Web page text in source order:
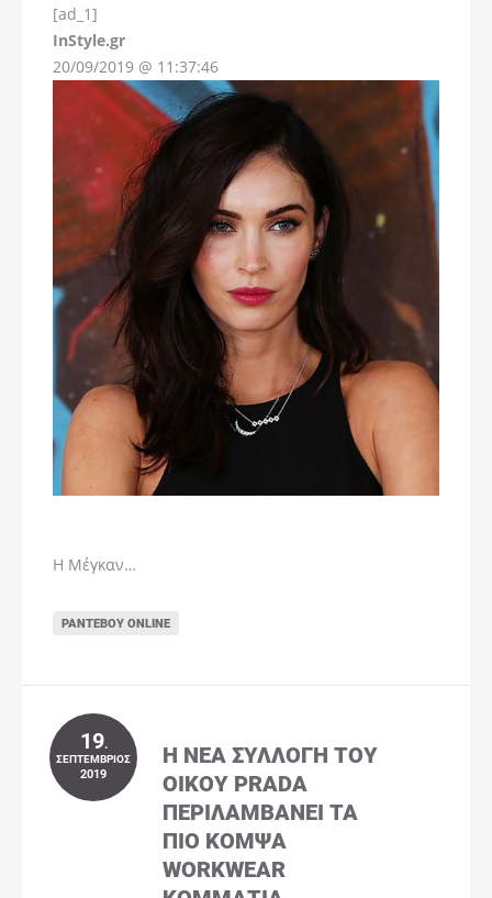
[ad_1]
InStyle.gr
20/09/2019 @ 11:37:46
Η Μέγκαν…
ΡΑΝΤΕΒΟΎ ONLINE
19.
ΣΕΠΤΈΜΒΡΙΟΣ
2019
Η ΝΈΑ ΣΥΛΛΟΓΉ ΤΟΥ
ΟΊΚΟΥ PRADA
ΠΕΡΙΛΑΜΒΆΝΕΙ ΤΑ
ΠΙΟ ΚΟΜΨΆ
WORKWEAR